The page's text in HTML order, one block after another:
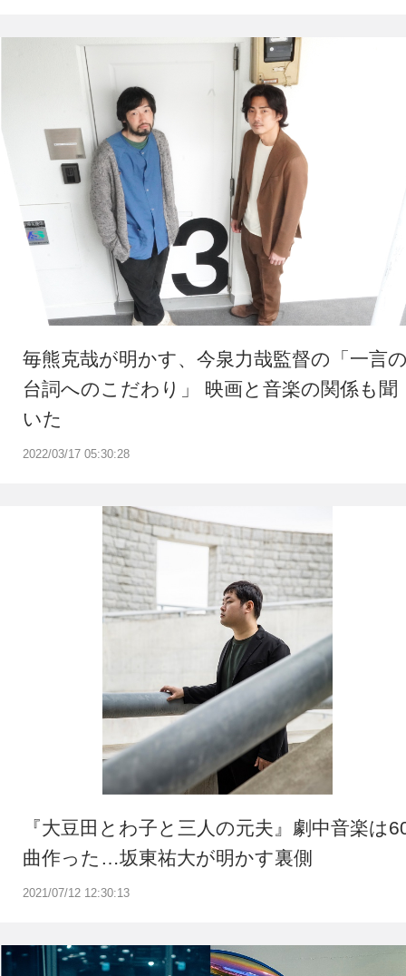
2022/03/17 05:30:28
毎熊克哉が明かす、今泉力哉監督の「一言
台詞へのこだわり」 映画と音楽の関係も聞
いた
2021/07/12 12:30:13
『大豆田とわ子と三人の元夫』劇中音楽は
曲作った…坂東祐大が明かす裏側